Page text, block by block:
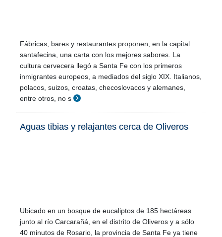
Fábricas, bares y restaurantes proponen, en la capital
santafecina, una carta con los mejores sabores. La
cultura cervecera llegó a Santa Fe con los primeros
inmigrantes europeos, a mediados del siglo XIX. Italianos,
polacos, suizos, croatas, checoslovacos y alemanes,
entre otros, no s
Aguas tibias y relajantes cerca de Oliveros
Ubicado en un bosque de eucaliptos de 185 hectáreas
junto al río Carcarañá, en el distrito de Oliveros y a sólo
40 minutos de Rosario, la provincia de Santa Fe ya tiene